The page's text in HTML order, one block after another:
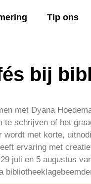
Tip ons
bij
met Dyana
te schrijven of het
met korte,
ervaring met
juli en 5 augustus